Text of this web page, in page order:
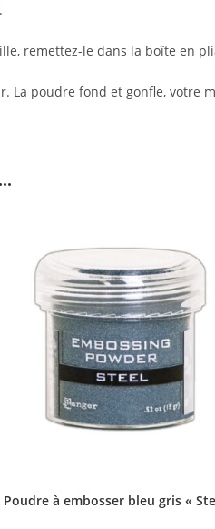
remettez-le dans la boîte en
La poudre fond et gonfle, votre
Poudre à embosser bleu gris «